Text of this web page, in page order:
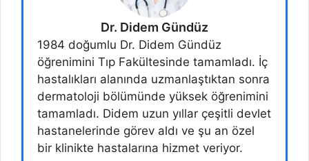
Dr. Didem Gündüz
1984 doğumlu Dr. Didem Gündüz
öğrenimini Tıp Fakültesinde tamamladı. İç
hastalıkları alanında uzmanlaştıktan sonra
dermatoloji bölümünde yüksek öğrenimini
tamamladı. Didem uzun yıllar çeşitli devlet
hastanelerinde görev aldı ve şu an özel
bir klinikte hastalarına hizmet veriyor.